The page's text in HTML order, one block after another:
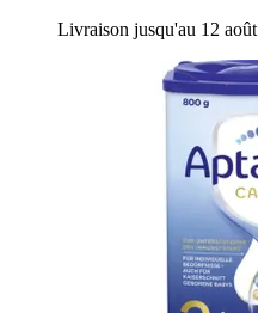
Livraison jusqu'au 12 août